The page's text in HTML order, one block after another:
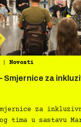
Novosti
Smjernice za
za
tima u sastavu